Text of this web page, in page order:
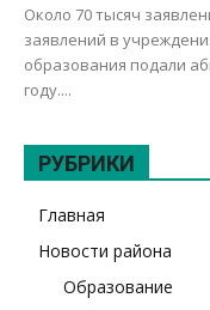
Около 70 тысяч
заявлений в
образования подали
году....
РУБРИКИ
Главная
Новости района
Образование